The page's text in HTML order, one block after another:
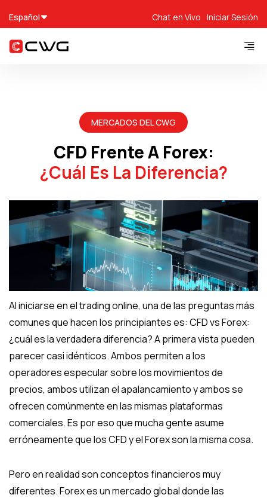
Español Chat en Vivo Iniciar Sesión
MERCADOS DEL CWG
CFD Frente A Forex:
¿Cuál Es La Diferencia?
Al iniciarse en el trading online, una de las preguntas más
comunes que hacen los principiantes es: CFD vs Forex:
¿cuál es la verdadera diferencia? A primera vista pueden
parecer casi idénticos. Ambos permiten a los
operadores especular sobre los movimientos de
precios, ambos utilizan el apalancamiento y ambos se
ofrecen comúnmente en las mismas plataformas
comerciales. Es por eso que mucha gente asume
erróneamente que los CFD y el Forex son la misma cosa.
Pero en realidad son conceptos financieros muy
diferentes. Forex es un mercado global donde las